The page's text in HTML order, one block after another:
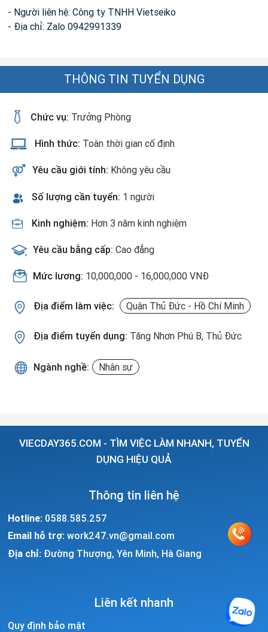
- Người liên hệ: Công ty TNHH Vietseiko
- Địa chỉ: Zalo 0942991339
THÔNG TIN TUYỂN DỤNG
Chức vụ: Trưởng Phòng
Hình thức: Toàn thời gian cố định
Yêu cầu giới tính: Không yêu cầu
Số lượng cần tuyển: 1 người
Kinh nghiệm: Hơn 3 năm kinh nghiệm
Yêu cầu bằng cấp: Cao đẳng
Mức lương: 10,000,000 - 16,000,000 VNĐ
Địa điểm làm việc: Quận Thủ Đức - Hồ Chí Minh
Địa điểm tuyển dụng: Tăng Nhơn Phú B, Thủ Đức
Ngành nghề: Nhân sự
VIECDAY365.COM - TÌM VIỆC LÀM NHANH, TUYỂN
DỤNG HIỆU QUẢ
Thông tin liên hệ
Hotline: 0588.585.257
Email hỗ trợ: work247.vn@gmail.com
Địa chỉ: Đường Thượng, Yên Minh, Hà Giang
Liên kết nhanh
Quy định bảo mật